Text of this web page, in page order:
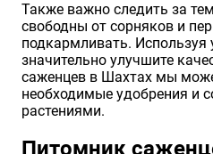
Также важно следить за
свободны от сорняков и
подкармливать. Используя
значительно улучшите
саженцев в Шахтах мы
необходимые удобрения и
растениями.
Питомник